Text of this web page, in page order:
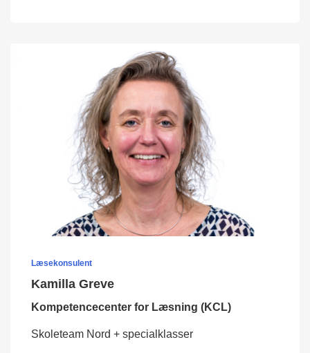
Læsekonsulent
Kamilla Greve
Kompetencecenter for Læsning (KCL)
Skoleteam Nord + specialklasser